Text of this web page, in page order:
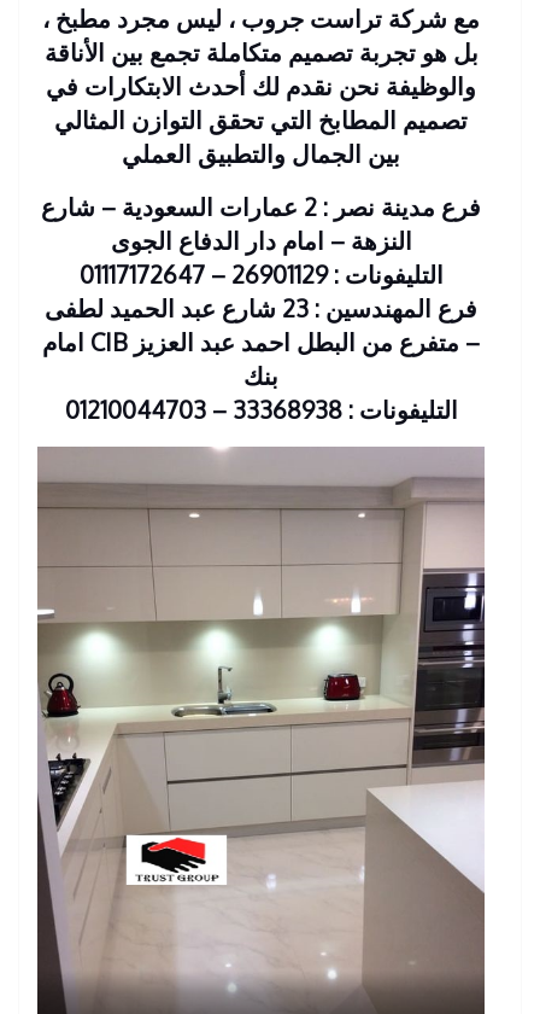
مع شركة تراست جروب ، ليس مجرد مطبخ ،
بل هو تجربة تصميم متكاملة تجمع بين الأناقة
والوظيفة نحن نقدم لك أحدث الابتكارات في
تصميم المطابخ التي تحقق التوازن المثالي
بين الجمال والتطبيق العملي
فرع مدينة نصر : 2 عمارات السعودية – شارع
النزهة – امام دار الدفاع الجوى
التليفونات : 26901129 – 01117172647
فرع المهندسين : 23 شارع عبد الحميد لطفى
– متفرع من البطل احمد عبد العزيز CIB امام
بنك
التليفونات : 33368938 – 01210044703